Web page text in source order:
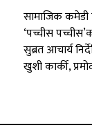
सामाजिक कमेडी
‘पच्चीस
सुब्रत आचार्य
खुशी कार्की,